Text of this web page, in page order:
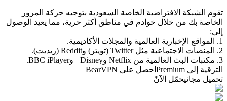
تقوم الشبكة الافتراضية الخاصة السعودية بتوجيه حركة المرور
الخاصة بك من خلال خوادم في مناطق أكثر حرية، مما يعيد الوصول
إلى:
1. المواقع الإخبارية العالمية والمجلات الأكاديمية.
2. المنصات الاجتماعية مثل Twitter (تويتر) وReddit (ريديت).
3. مكتبات البث العالمية من Netflix وDisney+ وBBC iPlayer.
الترقية إلى Premium
احصل على BearVPN
تحميل مجانيحمّل الآنً